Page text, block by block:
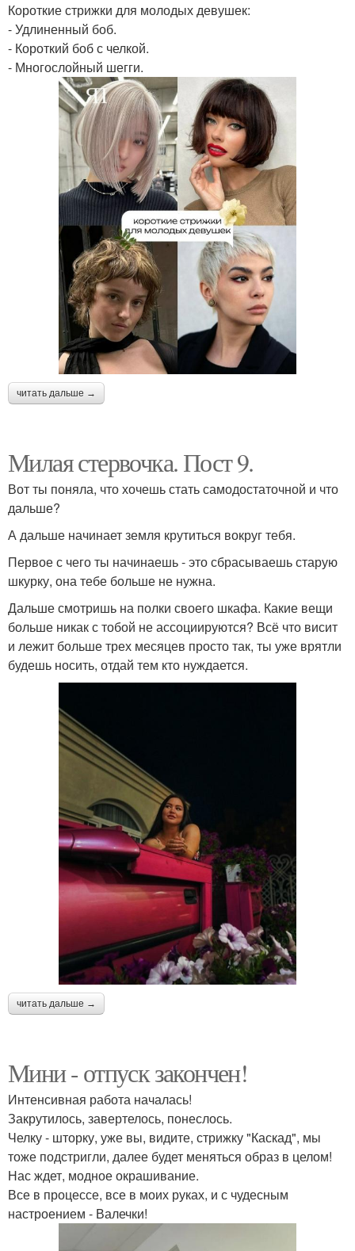
Короткие стрижки для молодых девушек:
- Удлиненный боб.
- Короткий боб с челкой.
- Многослойный шегги.
читать дальше →
Милая стервочка. Пост 9.
Вот ты поняла, что хочешь стать самодостаточной и что
дальше?
А дальше начинает земля крутиться вокруг тебя.
Первое с чего ты начинаешь - это сбрасываешь старую
шкурку, она тебе больше не нужна.
Дальше смотришь на полки своего шкафа. Какие вещи
больше никак с тобой не ассоциируются? Всё что висит
и лежит больше трех месяцев просто так, ты уже врятли
будешь носить, отдай тем кто нуждается.
читать дальше →
Мини - отпуск закончен!
Интенсивная работа началась!
Закрутилось, завертелось, понеслось.
Челку - шторку, уже вы, видите, стрижку "Каскад", мы
тоже подстригли, далее будет меняться образ в целом!
Нас ждет, модное окрашивание.
Все в процессе, все в моих руках, и с чудесным
настроением - Валечки!